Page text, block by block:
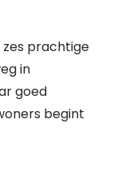
zes prachtige
in
goed
begint